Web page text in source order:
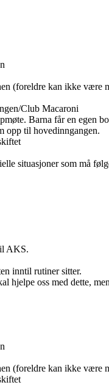
(foreldre kan ikke være
Club Macaroni
Barna får en egen
opp til hovedinngangen.
situasjoner som må
AKS.
inntil rutiner sitter.
oss med dette,
(foreldre kan ikke være